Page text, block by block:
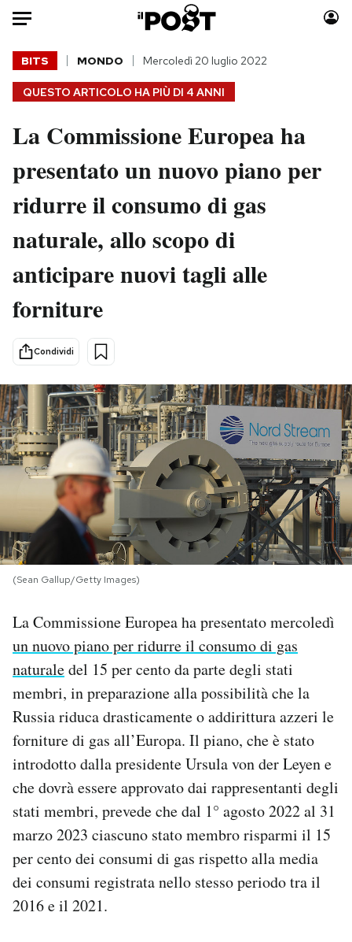
Auto
HOME
Italia
Politica
Tecnologia
Scienza
Cultura
Economia
Sport
Moda
Consumismi
Storie/Idee
Ok Boomer!
Media
Europa
Altrecose
PODCAST
NEWSLETTER
I MIEI PREFERITI
AREA PERSONALE
Area Personale
Newsletter
Notifiche mobile
Regala il Post
Hai bisogno di aiuto?
Esci
QUESTO ARTICOLO HA PIÙ DI 4 ANNI
BITS MONDO Mercoledì 20 luglio 2022
La Commissione Europea ha
presentato un nuovo piano per
ridurre il consumo di gas
naturale, allo scopo di
anticipare nuovi tagli alle
forniture
Condividi
(Sean Gallup/Getty Images)
La Commissione Europea ha presentato mercoledì
un nuovo piano per ridurre il consumo di gas
naturaledel 15 per cento da parte degli stati
membri, in preparazione alla possibilità che la
Russia riduca drasticamente o addirittura azzeri le
forniture di gas all’Europa. Il piano, che è stato
introdotto dalla presidente Ursula von der Leyen e
che dovrà essere approvato dai rappresentanti degli
stati membri, prevede che dal 1° agosto 2022 al 31
marzo 2023 ciascuno stato membro risparmi il 15
per cento dei consumi di gas rispetto alla media
dei consumi registrata nello stesso periodo tra il
2016 e il 2021.